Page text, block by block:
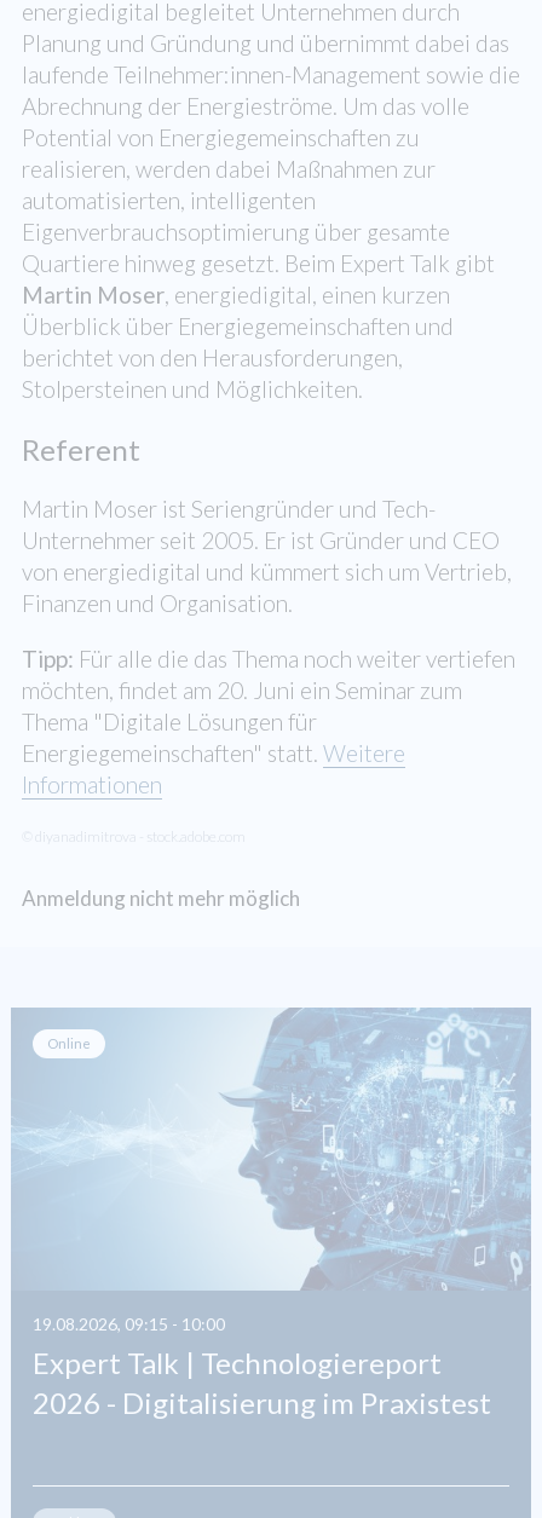
energiedigital begleitet Unternehmen durch
Planung und Gründung und übernimmt dabei das
laufende Teilnehmer:innen-Management sowie die
Abrechnung der Energieströme. Um das volle
Potential von Energiegemeinschaften zu
realisieren, werden dabei Maßnahmen zur
automatisierten, intelligenten
Eigenverbrauchsoptimierung über gesamte
Quartiere hinweg gesetzt. Beim Expert Talk gibt
Martin Moser, energiedigital, einen kurzen
Überblick über Energiegemeinschaften und
berichtet von den Herausforderungen,
Stolpersteinen und Möglichkeiten.
Referent
Martin Moser ist Seriengründer und Tech-
Unternehmer seit 2005. Er ist Gründer und CEO
von energiedigital und kümmert sich um Vertrieb,
Finanzen und Organisation.
Tipp: Für alle die das Thema noch weiter vertiefen
möchten, findet am 20. Juni ein Seminar zum
Thema "Digitale Lösungen für
Energiegemeinschaften" statt. Weitere
Informationen
© diyanadimitrova - stock.adobe.com
Anmeldung nicht mehr möglich
Online
19.08.2026, 09:15 - 10:00
Expert Talk | Technologiereport
2026 - Digitalisierung im Praxistest